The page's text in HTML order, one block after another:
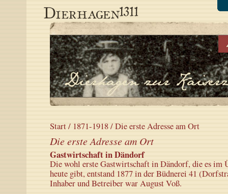
Start/ 1871-1918/ Die erste Adresse am Ort
Die erste Adresse am Ort
Gastwirtschaft in Dändorf
Die wohl erste Gastwirtschaft in Dändorf, die es im
heute gibt, entstand 1877 in der Büdnerei 41
Inhaber und Betreiber war August Voß.